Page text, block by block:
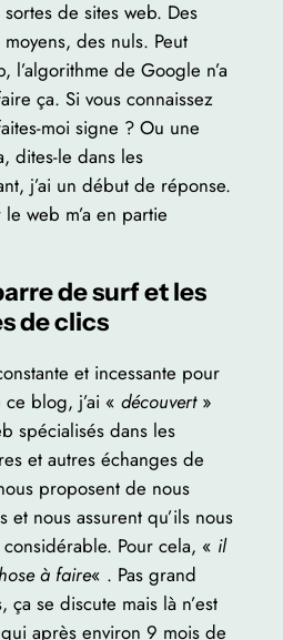
de sites web. Des
des nuls. Peut
l’algorithme de Google n’a
ça. Si vous connaissez
moi signe ? Ou une
dites-le dans les
j’ai un début de réponse.
web m’a en partie
de surf et les
de clics
et incessante pour
blog, j’ai « découvert»
spécialisés dans les
et autres échanges de
proposent de nous
et nous assurent qu’ils nous
Pour cela, « il
à faire« . Pas grand
ça se discute mais là n’est
après environ 9 mois de